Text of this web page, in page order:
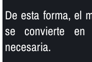
De esta forma, el
se convierte en
necesaria.